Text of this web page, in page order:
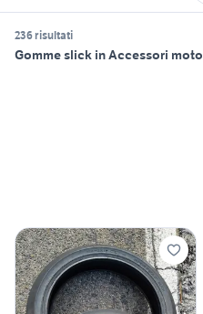
236 risultati
Gomme slick in Accessori moto